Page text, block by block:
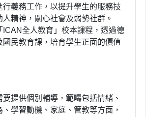
行義務工作，以提升學生的服務技
人精神，關心社會及弱勢社群。
ICAN全人教育」校本課程，透過德
國民教育課，培育學生正面的價值
要提供個別輔導，範疇包括情緒、
、學習動機、家庭、管教等方面，